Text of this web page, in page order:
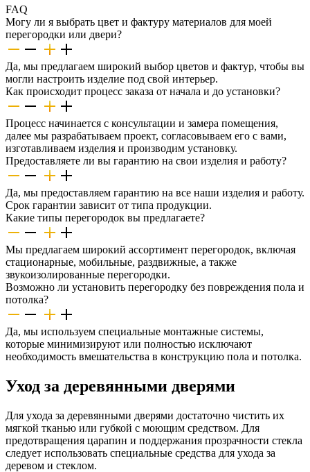
FAQ
Могу ли я выбрать цвет и фактуру материалов для моей
перегородки или двери?
Да, мы предлагаем широкий выбор цветов и фактур, чтобы вы
могли настроить изделие под свой интерьер.
Как происходит процесс заказа от начала и до установки?
Процесс начинается с консультации и замера помещения,
далее мы разрабатываем проект, согласовываем его с вами,
изготавливаем изделия и производим установку.
Предоставляете ли вы гарантию на свои изделия и работу?
Да, мы предоставляем гарантию на все наши изделия и работу.
Срок гарантии зависит от типа продукции.
Какие типы перегородок вы предлагаете?
Мы предлагаем широкий ассортимент перегородок, включая
стационарные, мобильные, раздвижные, а также
звукоизолированные перегородки.
Возможно ли установить перегородку без повреждения пола и
потолка?
Да, мы используем специальные монтажные системы,
которые минимизируют или полностью исключают
необходимость вмешательства в конструкцию пола и потолка.
Уход за деревянными дверями
Для ухода за деревянными дверями достаточно чистить их
мягкой тканью или губкой с моющим средством. Для
предотвращения царапин и поддержания прозрачности стекла
следует использовать специальные средства для ухода за
деревом и стеклом.